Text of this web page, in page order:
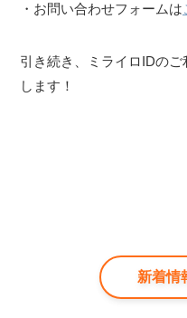
・お問い合わせフォームは
引き続き、ミライロIDの
します！
新着情